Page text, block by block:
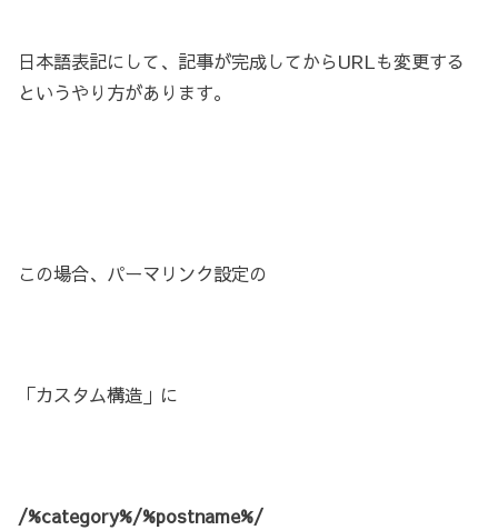
日本語表記にして、記事が完成してからURLも変更する
というやり方があります。
この場合、パーマリンク設定の
「カスタム構造」に
/%category%/%postname%/